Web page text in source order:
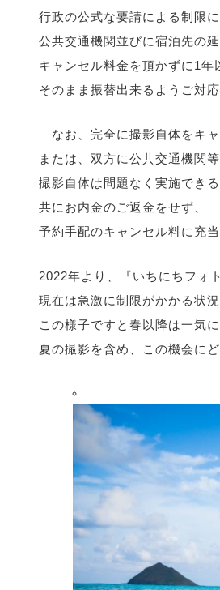
行政の公式な要請による制限に
公共交通機関並びに宿泊先の
キャンセル料金を頂かずに1年
そのまま振替出来るようご対応
なお、完全に撮影自体をキャ
または、双方に公共交通機関
撮影自体は問題なく実施でき
共にお内金のご返金をせず、
予約手配のキャンセル料に充
2022年より、『いちにちフォ
現在は急激に制限がかかる状況
この様子ですと春以降は一気
夏の撮影を含め、この機会に